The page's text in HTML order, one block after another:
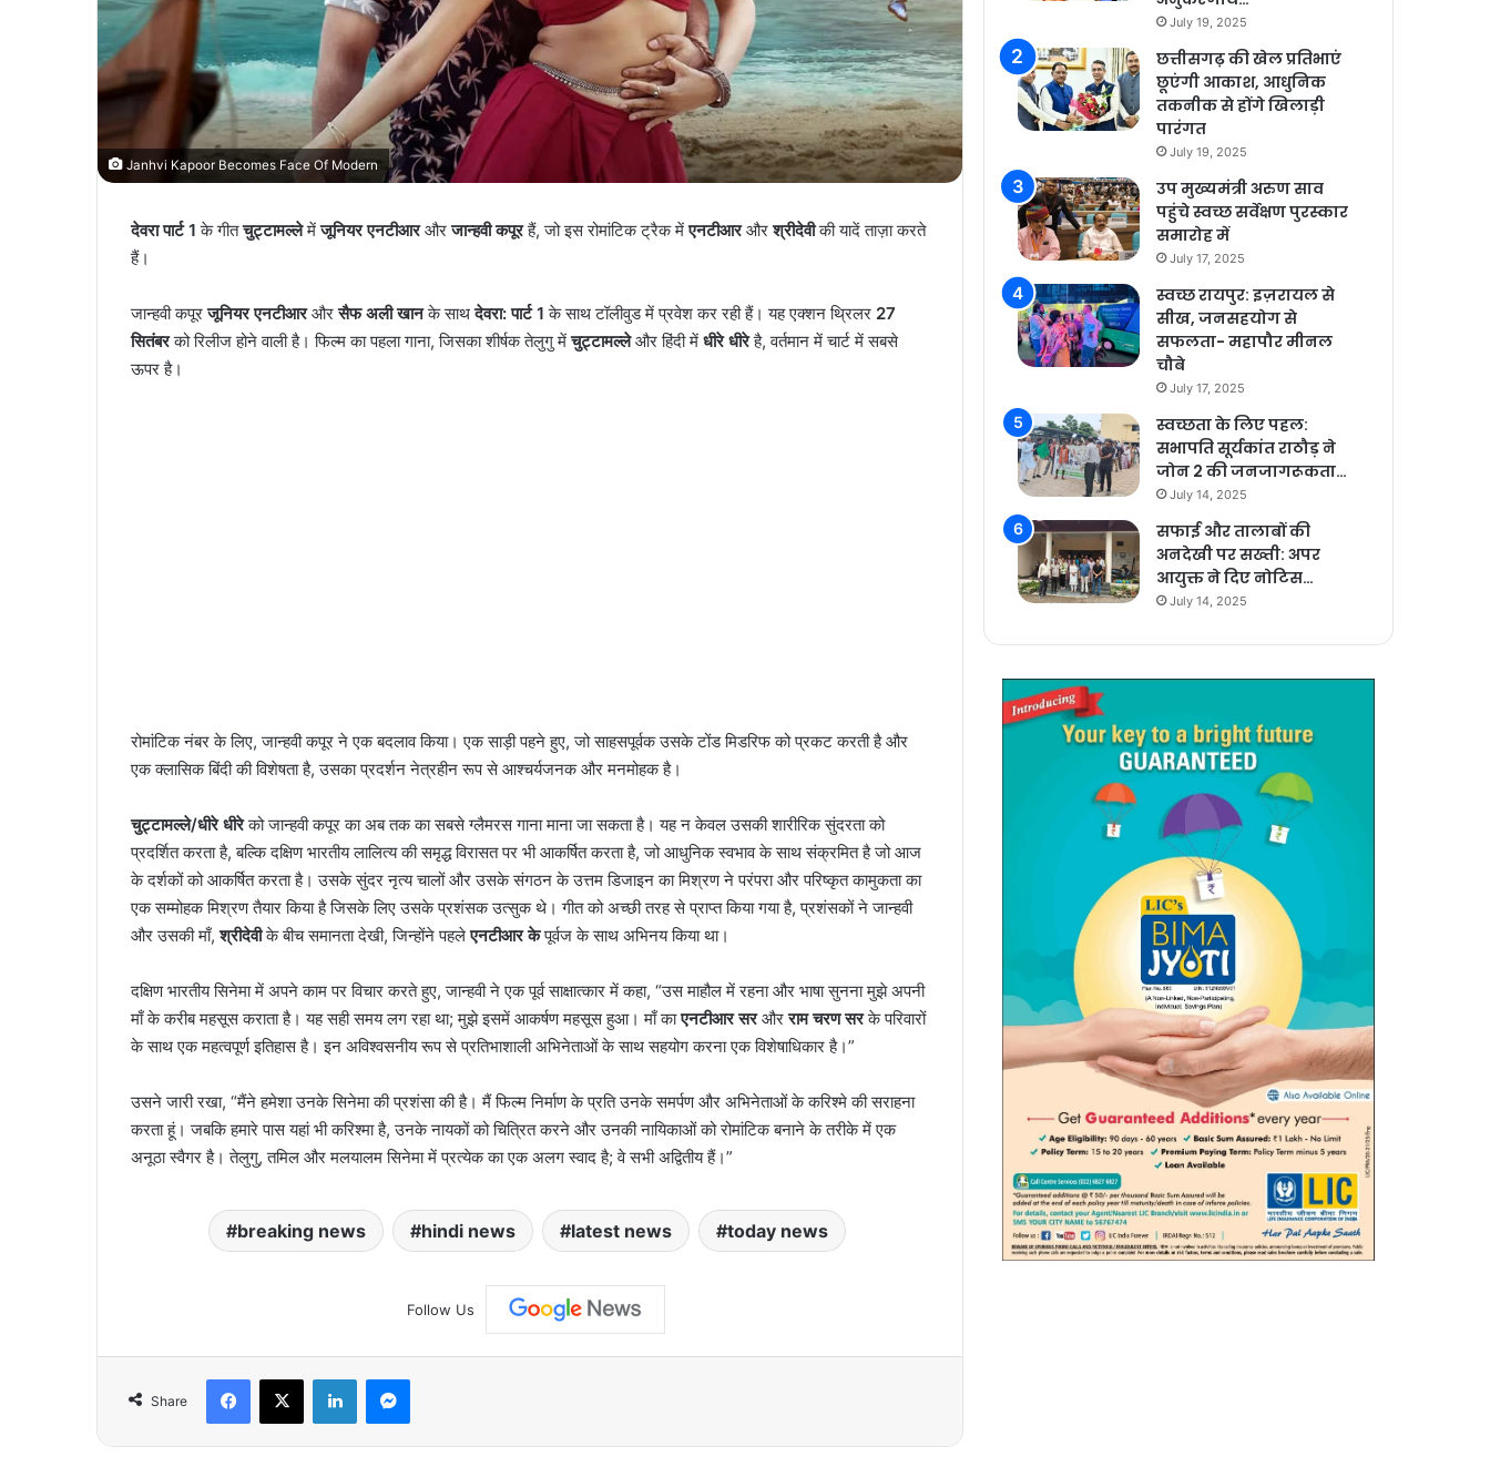
Janhvi Kapoor Becomes Face Of Modern
देवरा पार्ट 1 के गीतचुट्टामल्लेमेंजूनियर एनटीआरऔरजान्हवी कपूरहैं, जो इस रोमांटिक ट्रैक मेंएनटीआरऔरश्रीदेवीकी यादें ताज़ा करते
हैं।
जान्हवी कपूरजूनियर एनटीआरऔरसैफ अली खानके साथदेवरा: पार्ट 1 के साथ टॉलीवुड में प्रवेश कर रही हैं। यह एक्शन थ्रिलर 27
सितंबरको रिलीज होने वाली है। फिल्म का पहला गाना, जिसका शीर्षक तेलुगु मेंचुट्टामल्लेऔर हिंदी में धीरे धीरेहै, वर्तमान में चार्ट में सबसे
ऊपर है।
रोमांटिक नंबर के लिए, जान्हवी कपूर ने एक बदलाव किया। एक साड़ी पहने हुए, जो साहसपूर्वक उसके टोंड मिडरिफ को प्रकट करती है और
एक क्लासिक बिंदी की विशेषता है, उसका प्रदर्शन नेत्रहीन रूप से आश्चर्यजनक और मनमोहक है।
चुट्टामल्ले/धीरे धीरेको जान्हवी कपूर का अब तक का सबसे ग्लैमरस गाना माना जा सकता है। यह न केवल उसकी शारीरिक सुंदरता को
प्रदर्शित करता है, बल्कि दक्षिण भारतीय लालित्य की समृद्ध विरासत पर भी आकर्षित करता है, जो आधुनिक स्वभाव के साथ संक्रमित है जो आज
के दर्शकों को आकर्षित करता है। उसके सुंदर नृत्य चालों और उसके संगठन के उत्तम डिजाइन का मिश्रण ने परंपरा और परिष्कृत कामुकता का
एक सम्मोहक मिश्रण तैयार किया है जिसके लिए उसके प्रशंसक उत्सुक थे। गीत को अच्छी तरह से प्राप्त किया गया है, प्रशंसकों ने जान्हवी
और उसकी माँ,श्रीदेवीके बीच समानता देखी, जिन्होंने पहलेएनटीआर केपूर्वज के साथ अभिनय किया था।
दक्षिण भारतीय सिनेमा में अपने काम पर विचार करते हुए, जान्हवी ने एक पूर्व साक्षात्कार में कहा, “उस माहौल में रहना और भाषा सुनना मुझे अपनी
माँ के करीब महसूस कराता है। यह सही समय लग रहा था; मुझे इसमें आकर्षण महसूस हुआ। माँ काएनटीआर सरऔरराम चरण सरके परिवारों
के साथ एक महत्वपूर्ण इतिहास है। इन अविश्वसनीय रूप से प्रतिभाशाली अभिनेताओं के साथ सहयोग करना एक विशेषाधिकार है।”
उसने जारी रखा, “मैंने हमेशा उनके सिनेमा की प्रशंसा की है। मैं फिल्म निर्माण के प्रति उनके समर्पण और अभिनेताओं के करिश्मे की सराहना
करता हूं। जबकि हमारे पास यहां भी करिश्मा है, उनके नायकों को चित्रित करने और उनकी नायिकाओं को रोमांटिक बनाने के तरीके में एक
अनूठा स्वैगर है। तेलुगु, तमिल और मलयालम सिनेमा में प्रत्येक का एक अलग स्वाद है; वे सभी अद्वितीय हैं।”
breaking news hindi news latest news today news
Follow Us
Share
Facebook
X LinkedInMessenger
July 19, 2025
छत्तीसगढ़ की खेल प्रतिभाएं
छूएंगी आकाश, आधुनिक
तकनीक से होंगे खिलाड़ी
पारंगत
July 19, 2025
उप मुख्यमंत्री अरुण साव
पहुंचे स्वच्छ सर्वेक्षण पुरस्कार
समारोह में
July 17, 2025
स्वच्छ रायपुर: इज़रायल से
सीख, जनसहयोग से
सफलता- महापौर मीनल
चौबे
July 17, 2025
स्वच्छता के लिए पहल:
सभापति सूर्यकांत राठौड़ ने
जोन 2 की जनजागरूकता…
July 14, 2025
सफाई और तालाबों की
अनदेखी पर सख्ती: अपर
आयुक्त ने दिए नोटिस…
July 14, 2025